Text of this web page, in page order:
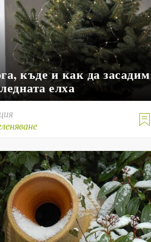
къде и как да засадим
елха
